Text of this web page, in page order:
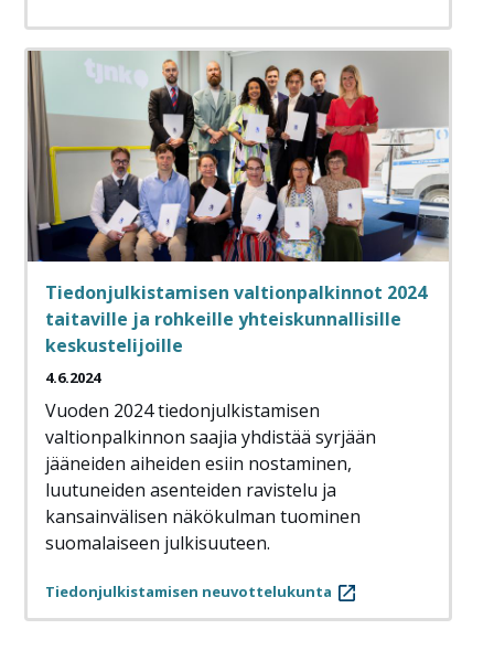
Tiedonjulkistamisen valtionpalkinnot 2024
taitaville ja rohkeille yhteiskunnallisille
keskustelijoille
4.6.2024
Vuoden 2024 tiedonjulkistamisen
valtionpalkinnon saajia yhdistää syrjään
jääneiden aiheiden esiin nostaminen,
luutuneiden asenteiden ravistelu ja
kansainvälisen näkökulman tuominen
suomalaiseen julkisuuteen.
Tiedonjulkistamisen neuvottelukunta